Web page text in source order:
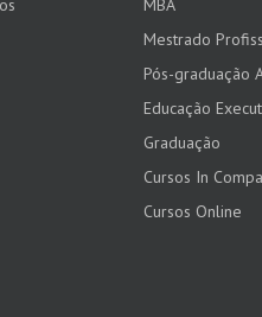
MBA
Mestrado
Pós-graduação
Educação
Graduação
Cursos In
Cursos Online